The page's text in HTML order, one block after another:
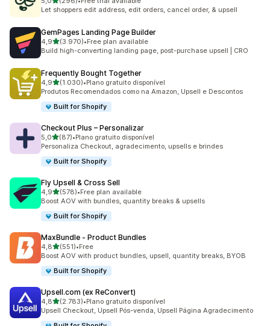
296 total de avaliações
Let shoppers edit address, edit orders, cancel order, & upsell
GemPages Landing Page Builder
4,9de 5 estrelas
(3.970)
3970 total de avaliações
•Free plan available
Build high-converting landing page, post-purchase upsell | CRO
Frequently Bought Together
4,9de 5 estrelas
(1.030)
1030 total de avaliações
•Plano gratuito disponível
Produtos Recomendados como na Amazon, Upsell e Descontos
Built for Shopify
Checkout Plus – Personalizar
5,0de 5 estrelas
(87)
87 total de avaliações
•Plano gratuito disponível
Personaliza Checkout, agradecimento, upsells e brindes
Built for Shopify
Fly Upsell & Cross Sell
4,9de 5 estrelas
(578)
578 total de avaliações
•Free plan available
Boost AOV with bundles, quantity breaks & upsells
Built for Shopify
MaxBundle ‑ Product Bundles
4,8de 5 estrelas
(551)
551 total de avaliações
•Free
Boost AOV with product bundles, upsell, quantity breaks, BYOB
Built for Shopify
Upsell.com (ex ReConvert)
4,8de 5 estrelas
(2.783)
2783 total de avaliações
•Plano gratuito disponível
Upsell Checkout, Upsell Pós-venda, Upsell Página Agradecimento